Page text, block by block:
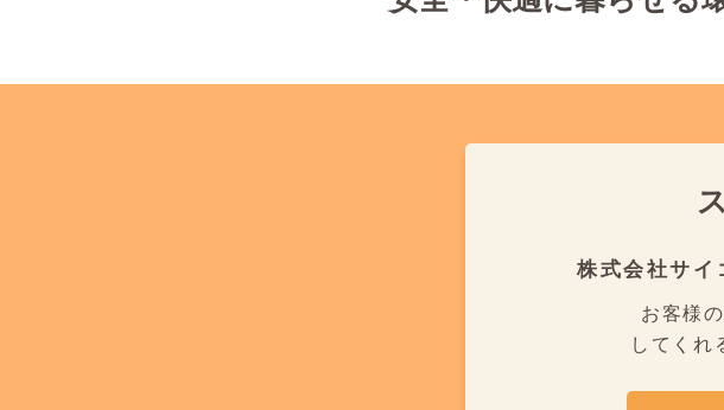
株式会社サイ
お客様
してくれ